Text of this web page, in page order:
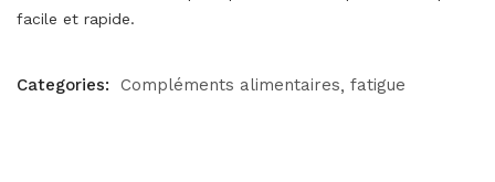
facile et rapide.
Categories: Compléments alimentaires fatigue